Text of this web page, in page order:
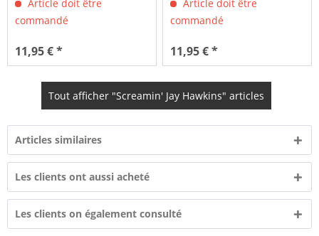
Article doit être
commandé
11,95 € *
Article doit être
commandé
11,95 € *
Tout afficher "Screamin' Jay Hawkins" articles
Articles similaires
Les clients ont aussi acheté
Les clients on également consulté